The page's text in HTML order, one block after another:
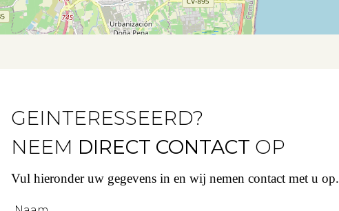
GEINTERESSEERD?
NEEM DIRECT CONTACT OP
Vul hieronder uw gegevens in en wij nemen contact met u op.